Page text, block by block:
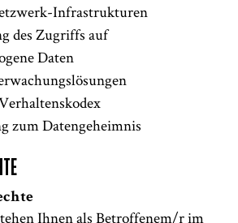
Infrastrukturen
des Zugriffs auf
Daten
zum Datengeheimnis
Ihnen als Betroffenem/r im